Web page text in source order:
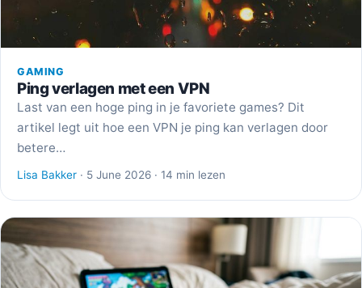
GAMING
Ping verlagen met een VPN
Last van een hoge ping in je favoriete games? Dit
artikel legt uit hoe een VPN je ping kan verlagen door
betere…
Lisa Bakker · 5 June 2026 · 14 min lezen